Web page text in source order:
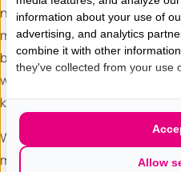
naald met aan de punt van de
moet komen. Stukjes weefsel
begrijp ik waarom dit echt niet
wordt er meteen een marker
kalkspatjes.
Wanneer het spektakel klaar
met hechtpleistertjes. Eindelijk
information about your use of
advertising, and analytics
combine it with other
they've collected from your use
Allow